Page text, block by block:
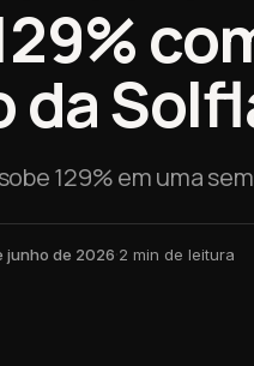
da
129% em uma
junho de 2026·2 min de leitura